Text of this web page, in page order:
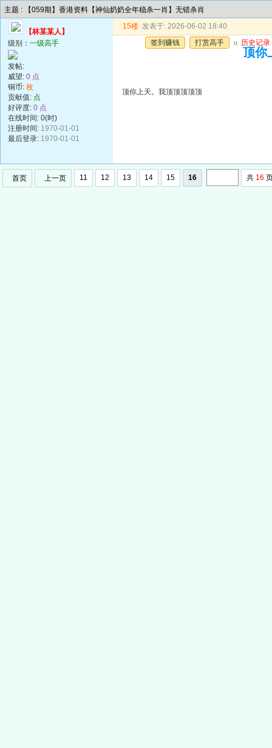
主题 : 【059期】香港资料【神仙奶奶全年稳杀一肖】无错杀肖
【林某某人】
级别： 一级高手
发帖:
威望: 0 点
铜币: 枚
贡献值: 点
好评度: 0 点
在线时间: 0(时)
注册时间: 1970-01-01
最后登录: 1970-01-01
15楼 发表于: 2026-06-02 18:40
签到赚钱
打赏高手 u 历史记录
顶你
顶你上天。我顶顶顶顶顶
首页 上一页 11 12 13 14 15 16 共 16